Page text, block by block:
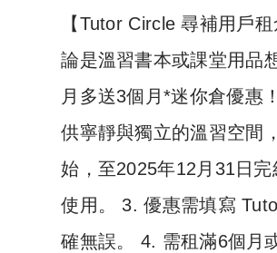
【Tutor Circle 尋補用戶
論是溫習書本或課堂用品
月多送3個月*迷你倉優惠
供寧靜與獨立的溫習空間
始，至2025年12月31日
使用。 3. 優惠需填寫
確無誤。 4. 需租滿6個月